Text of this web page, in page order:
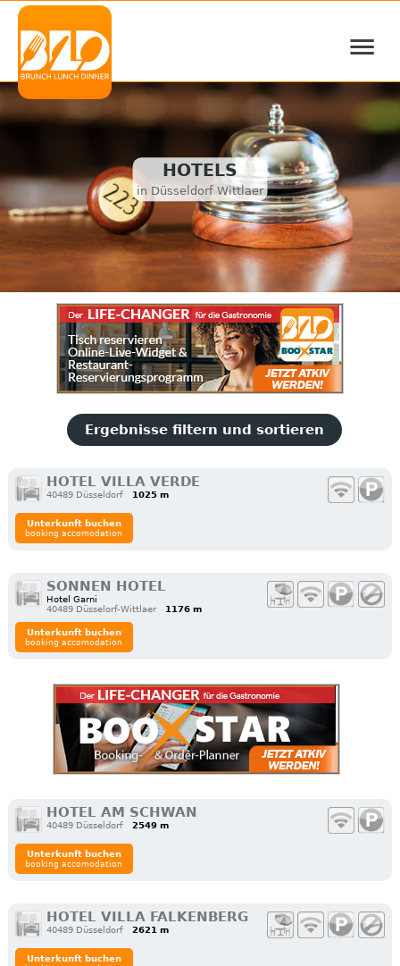
≡
HOTELS
in Düsseldorf Wittlaer
Ergebnisse filtern und sortieren
HOTEL VILLA VERDE
40489 Düsseldorf 1025 m
Unterkunft buchen
booking accomodation
SONNEN HOTEL
Hotel Garni
40489 Düsselorf-Wittlaer
1176 m
Unterkunft buchen
booking accomodation
HOTEL AM SCHWAN
40489 Düsseldorf 2549 m
Unterkunft buchen
booking accomodation
HOTEL VILLA FALKENBERG
40489 Düsseldorf 2621 m
Unterkunft buchen